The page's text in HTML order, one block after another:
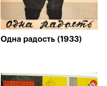
Одна радость (1933)